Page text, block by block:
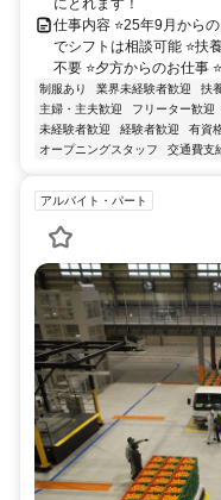
にとれます！
仕事内容 ⭐25年9月から
でシフトは相談可能 ⭐扶
不要 ⭐夕方からのお仕事
制服あり 業界未経験者歓迎 扶
主婦・主夫歓迎
フリーター歓迎
未経験者歓迎
経験者歓迎 有資
オープニングスタッフ
交通費支
アルバイト・パート